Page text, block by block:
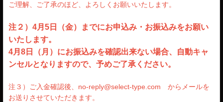
ご理解、ご了承のほど、よろしくお願いいたします。
注２）4月5日（金）までにお申込み・お振込みをお願い
いたします。
4月8日（月）にお振込みを確認出来ない場合、自動キャ
ンセルとなりますので、予めご了承ください。
注３）ご入金確認後、no-reply@select-type.com からメールを
お送りさせていただきます。